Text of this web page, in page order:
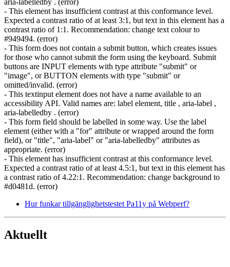
aria-labelledby . (error)
- This element has insufficient contrast at this conformance level.
Expected a contrast ratio of at least 3:1, but text in this element has a
contrast ratio of 1:1. Recommendation: change text colour to
#949494. (error)
- This form does not contain a submit button, which creates issues
for those who cannot submit the form using the keyboard. Submit
buttons are INPUT elements with type attribute "submit" or
"image", or BUTTON elements with type "submit" or
omitted/invalid. (error)
- This textinput element does not have a name available to an
accessibility API. Valid names are: label element, title , aria-label ,
aria-labelledby . (error)
- This form field should be labelled in some way. Use the label
element (either with a "for" attribute or wrapped around the form
field), or "title", "aria-label" or "aria-labelledby" attributes as
appropriate. (error)
- This element has insufficient contrast at this conformance level.
Expected a contrast ratio of at least 4.5:1, but text in this element has
a contrast ratio of 4.22:1. Recommendation: change background to
#d0481d. (error)
Hur funkar tillgänglighetstestet Pa11y på Webperf?
Aktuellt